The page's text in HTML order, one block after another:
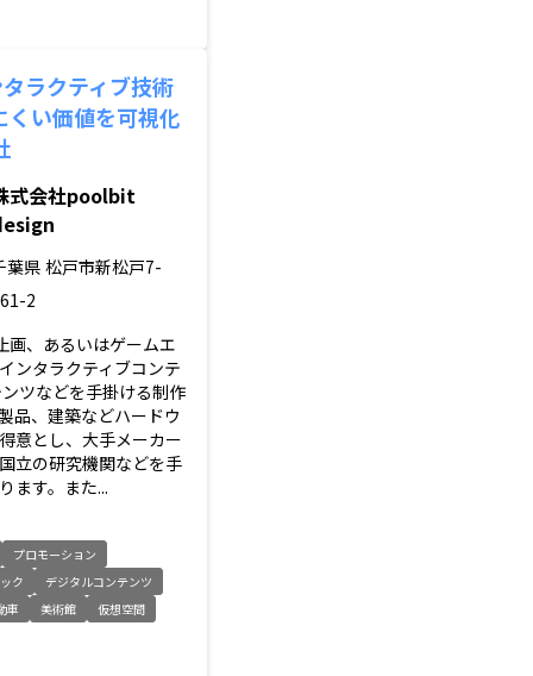
ラクティブ技術
くい価値を可視化
式会社poolbit
葉県 松戸市新松戸7-
2
画、あるいはゲームエ
ンタラクティブコンテ
ツなどを手掛ける制作
品、建築などハードウ
意とし、大手メーカー
立の研究機関などを手
ます。また...
プロモーション
ク
デジタルコンテンツ
車
美術館 仮想空間